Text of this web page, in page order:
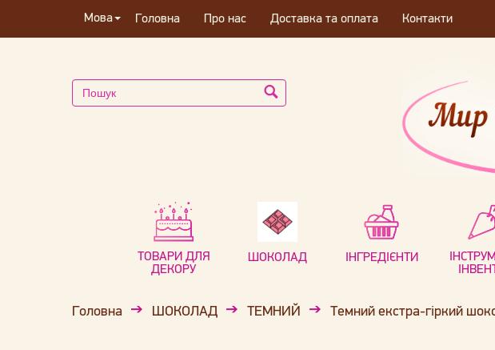
Мова Головна Про нас Доставка та оплата Контакти
ТОВАРИ ДЛЯ
ДЕКОРУ
ШОКОЛАД ІНГРЕДІЄНТИ
Головна ШОКОЛАД ТЕМНИЙ Темний екстра-гіркий